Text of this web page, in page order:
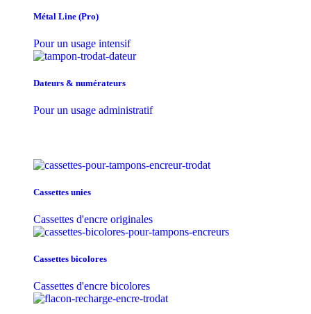
Métal Line (Pro)
Pour un usage intensif
Dateurs & numérateurs
Pour un usage administratif
Cassettes unies
Cassettes d'encre originales
Cassettes bicolores
Cassettes d'encre bicolores